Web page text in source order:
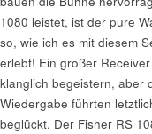
1080 leistet, ist der pure
so, wie ich es mit diesem
erlebt! Ein großer
klanglich begeistern, aber
Wiedergabe führten
beglückt. Der Fisher RS